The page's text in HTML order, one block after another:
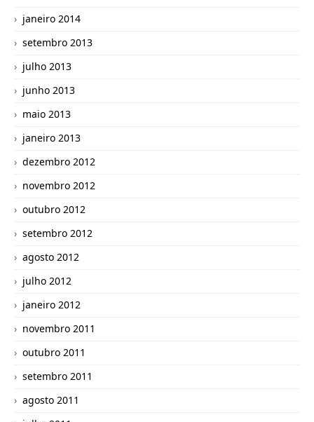
janeiro 2014
setembro 2013
julho 2013
junho 2013
maio 2013
janeiro 2013
dezembro 2012
novembro 2012
outubro 2012
setembro 2012
agosto 2012
julho 2012
janeiro 2012
novembro 2011
outubro 2011
setembro 2011
agosto 2011